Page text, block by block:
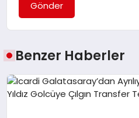
Gönder
Benzer Haberler